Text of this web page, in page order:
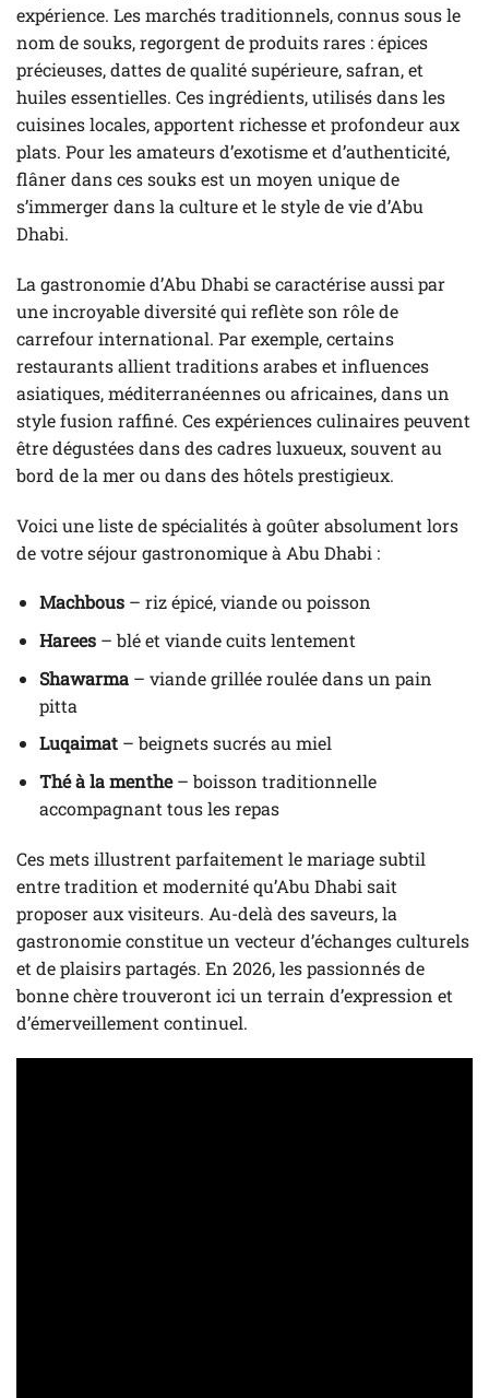
expérience. Les marchés traditionnels, connus sous le
nom de souks, regorgent de produits rares : épices
précieuses, dattes de qualité supérieure, safran, et
huiles essentielles. Ces ingrédients, utilisés dans les
cuisines locales, apportent richesse et profondeur aux
plats. Pour les amateurs d’exotisme et d’authenticité,
flâner dans ces souks est un moyen unique de
s’immerger dans la culture et le style de vie d’Abu
Dhabi.
La gastronomie d’Abu Dhabi se caractérise aussi par
une incroyable diversité qui reflète son rôle de
carrefour international. Par exemple, certains
restaurants allient traditions arabes et influences
asiatiques, méditerranéennes ou africaines, dans un
style fusion raffiné. Ces expériences culinaires peuvent
être dégustées dans des cadres luxueux, souvent au
bord de la mer ou dans des hôtels prestigieux.
Voici une liste de spécialités à goûter absolument lors
de votre séjour gastronomique à Abu Dhabi :
Machbous– riz épicé, viande ou poisson
Harees– blé et viande cuits lentement
Shawarma– viande grillée roulée dans un pain
pitta
Luqaimat– beignets sucrés au miel
Thé à la menthe– boisson traditionnelle
accompagnant tous les repas
Ces mets illustrent parfaitement le mariage subtil
entre tradition et modernité qu’Abu Dhabi sait
proposer aux visiteurs. Au-delà des saveurs, la
gastronomie constitue un vecteur d’échanges culturels
et de plaisirs partagés. En 2026, les passionnés de
bonne chère trouveront ici un terrain d’expression et
d’émerveillement continuel.